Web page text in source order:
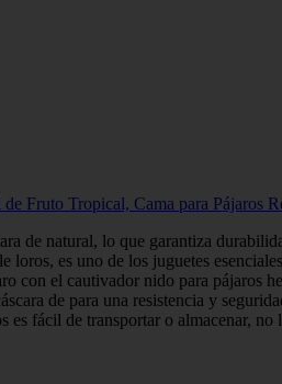
Fruto Tropical, Cama para Pájaros
de natural, lo que garantiza
loros, es uno de los juguetes
con el cautivador nido para pájaros
de para una resistencia y
es fácil de transportar o almacenar,